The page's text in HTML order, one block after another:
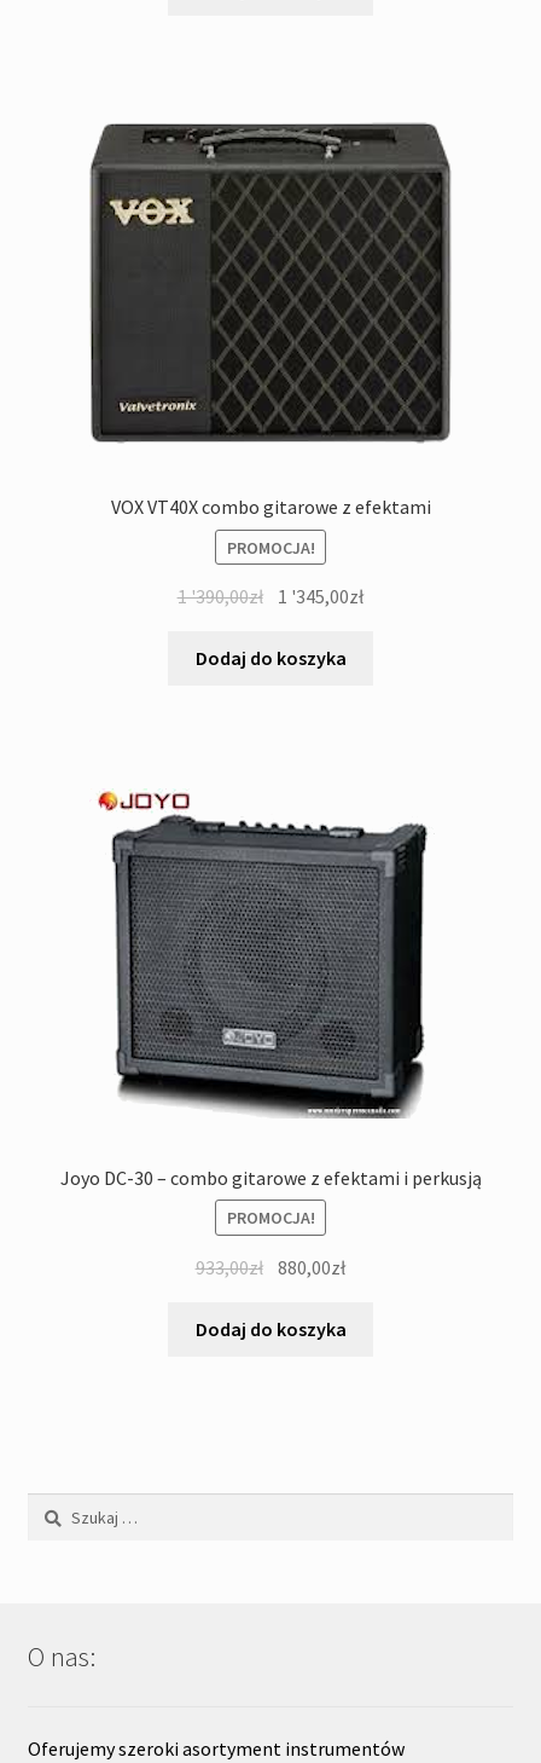
VOX VT40X combo gitarowe z efektami
PROMOCJA!
1 '390,00zł Pierwotna
wynosiła:
1 '345,00złAktualna
Dodaj do koszyka
Joyo DC-30 – combo gitarowe z efektami i perkusją
PROMOCJA!
933,00zł Pierwotna
wynosiła:
880,00złAktualna
wynosi:
Dodaj do koszyka
Szukaj:
O nas:
Oferujemy szeroki asortyment instrumentów